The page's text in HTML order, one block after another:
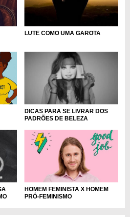
LUTE COMO UMA GAROTA
DICAS PARA SE LIVRAR DOS
PADRÕES DE BELEZA
HOMEM FEMINISTA X HOMEM
PRÓ-FEMINISMO